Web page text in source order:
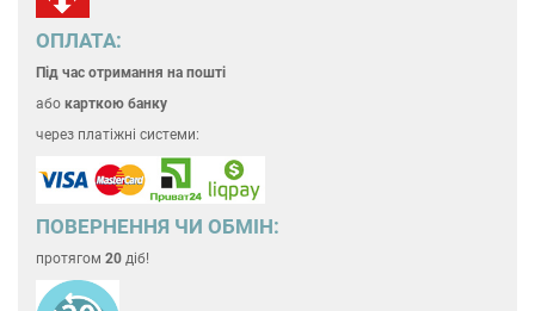
ОПЛАТА:
Під час отримання на пошті
або карткою банку
через платіжні системи:
ПОВЕРНЕННЯ ЧИ ОБМІН:
протягом 20 діб!